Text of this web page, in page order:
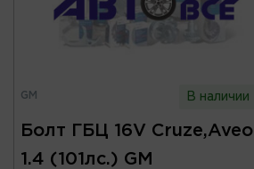
GM В наличии
Болт ГБЦ 16V Cruze,Aveo
1.4 (101лс.) GM